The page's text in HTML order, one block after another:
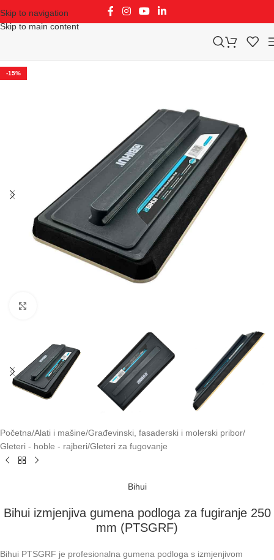
Skip to navigation
Skip to main content
-15%
Početna/Alati i mašine/Građevinski, fasaderski i molerski pribor/
Gleteri - hoble - rajberi/Gleteri za fugovanje
Bihui
Bihui izmjenjiva gumena podloga za fugiranje 250
mm (PTSGRF)
Bihui PTSGRF je profesionalna gumena podloga s izmjenjivom